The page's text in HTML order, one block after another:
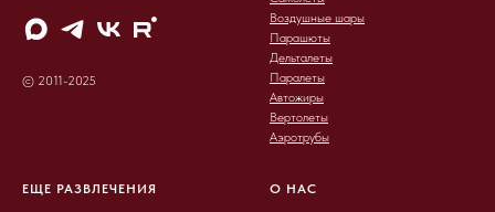
© 2011-2025
Воздушные шары
Парашюты
Дельталеты
Паралеты
Автожиры
Вертолеты
Аэротрубы
ЕЩЕ РАЗВЛЕЧЕНИЯ О НАС